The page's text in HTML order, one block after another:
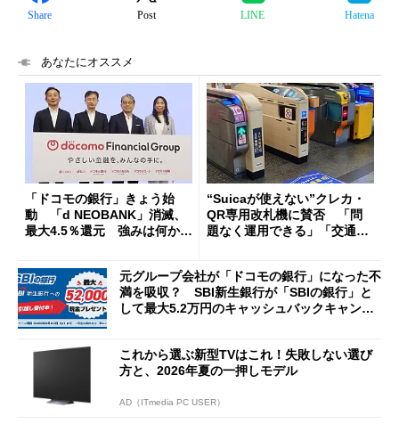
Share Post LINE Hatena
あなたにオススメ
「ドコモの銀行」きょう始
動 「d NEOBANK」消滅、
最大4.5％還元 強みは何か解
“Suicaが使えない”クレカ・
QR専用改札機に賛否 「問
題なく運用できる」「交通系I
元グループ会社が「ドコモの銀行」になった不
満を吸収？ SBI新生銀行が「SBIの銀行」と
して最大5.2万円のキャッシュバックキャンペ
これから選ぶ新型TVはこれ！失敗しない選び
方と、2026年夏の一押しモデル
AD（ITmedia PC USER）